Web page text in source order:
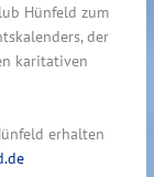
Hünfeld zum
der
karitativen
erhalten